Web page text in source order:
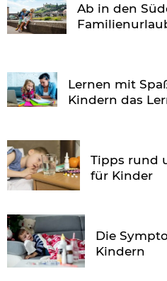
Ab in den
Lernen mit
Kindern das
Tipps rund
für Kinder
Die
Kindern